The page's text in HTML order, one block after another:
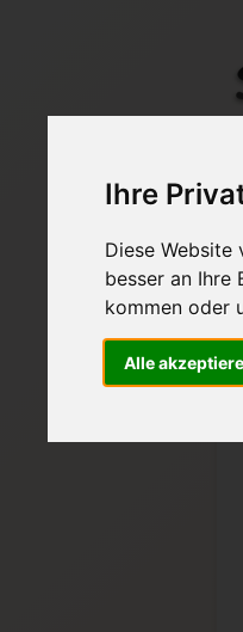
Ihre
Diese Website
besser an Ihre
kommen oder
Alle